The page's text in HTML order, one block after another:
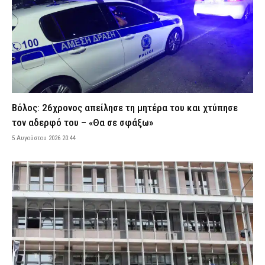
ΑΣΤΥΝΟΜΙΑ 5 Αυγούστου 2026 23:43
Ρέθυμνο: Φωτιά που ξεκίνησε από σταθμευμένο όχημα
κατέστρεψε τρία αυτοκίνητα – Εξετάζεται βραχυκύκλωμα
ΕΙΔΗΣΕΙΣ 5 Αυγούστου 2026 23:29
Σύμη: Σε Γερμανό τουρίστα που είχε χαθεί με άλλους επτά
ανήκει η σορός που εντοπίστηκε
Βόλος: Φωτιά ξέσπασε στα Αϊβαλιώτικα – Ισχυρές
πυροσβεστικές δυνάμεις επιχειρούν στο σημείο
ΕΙΔΗΣΕΙΣ 5 Αυγούστου 2026 23:00
Σοκαριστικό βίντεο από την Ταϊλάνδη: Κεραυνός σκότωσε
24χρονο ποδοσφαιριστή κατά τη διάρκεια αγώνα
ΔΙΕΘΝΗ 5 Αυγούστου 2026 22:53
Ψάθα: Αυτός είναι ο Έλληνας χειριστής που σκοτώθηκε από τη
σύγκρουση ελικοπτέρων – Μια ημέρα πριν επιχειρούσε στον
τόπο καταγωγής του
ΕΙΔΗΣΕΙΣ 5 Αυγούστου 2026 22:38
Βόλος: 26χρονος απείλησε τη μητέρα του και χτύπησε
τον αδερφό του – «Θα σε σφάξω»
5 Αυγούστου 2026 20:44